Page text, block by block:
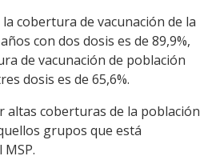
cobertura de vacunación de la
con dos dosis es de 89,9%,
de vacunación de población
dosis es de 65,6%.
altas coberturas de la población
grupos que está